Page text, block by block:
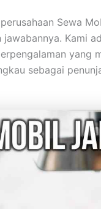
Sewa
Kami
yang
sebagai